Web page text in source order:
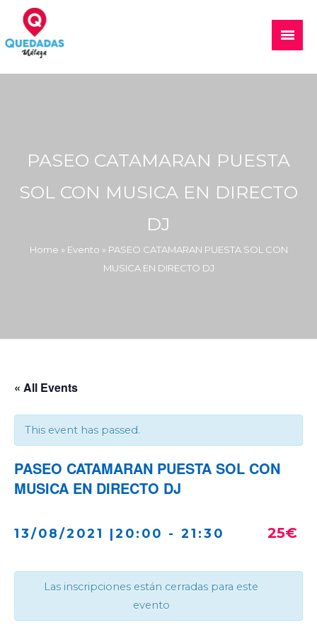
content
Quedadas, excursiones, eventos
Main
Menu
PASEO CATAMARAN PUESTA
SOL CON MUSICA EN DIRECTO
DJ
Home » Evento » PASEO CATAMARAN PUESTA SOL CON
MUSICA EN DIRECTO DJ
« All Events
This event has passed.
PASEO CATAMARAN PUESTA SOL CON
MUSICA EN DIRECTO DJ
13/08/2021 |20:00 - 21:30 25€
Las inscripciones están cerradas para este
evento